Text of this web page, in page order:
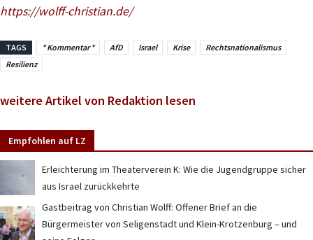
https://wolff-christian.de/
TAGS * Kommentar * AfD Israel Krise
Rechtsnationalismus
Resilienz
weitere Artikel von Redaktion lesen
Empfohlen auf LZ
Erleichterung im Theaterverein K: Wie die Jugendgruppe sicher
aus Israel zurückkehrte
Gastbeitrag von Christian Wolff: Offener Brief an die
Bürgermeister von Seligenstadt und Klein-Krotzenburg – und